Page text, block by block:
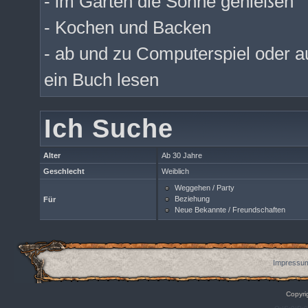
- Kochen und Backen
- ab und zu Computerspiel oder
ein Buch lesen
Ich Suche
Alter
Ab 30 Jahre
Geschlecht
Weiblich
Für
Weggehen / Party
Beziehung
Neue Bekannte / Freundschaften